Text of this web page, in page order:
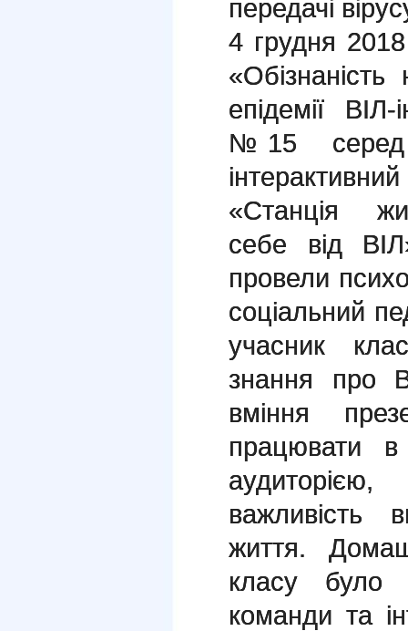
передачі
4 грудня
епідемії
№15 серед
«Станція
себе від
провели
соціальний
учасник
знання про
вміння
працювати
важливість
життя.
класу було
команди та